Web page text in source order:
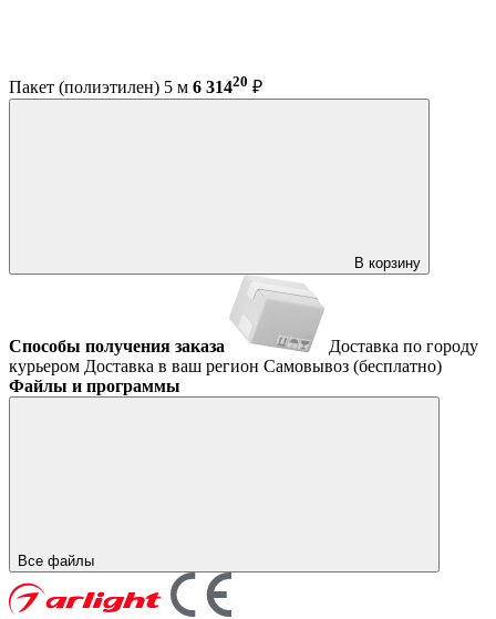
Пакет (полиэтилен) 5 м 6 31420 ₽
В корзину
Способы получения заказа
Доставка по городу
курьером Доставка в ваш регион Самовывоз (бесплатно)
Файлы и программы
Все файлы